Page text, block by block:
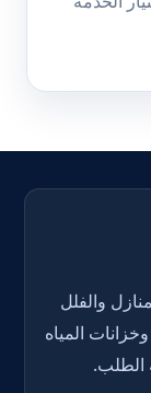
والفلل
المياه
الطلب.